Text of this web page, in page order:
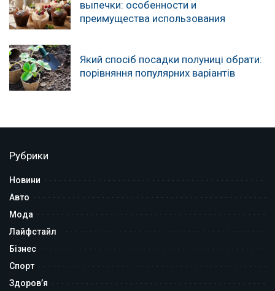
выпечки: особенности и
преимущества использования
Який спосіб посадки полуниці обрати:
порівняння популярних варіантів
Рубрики
Новини
Авто
Мода
Лайфстайл
Бізнес
Спорт
Здоров’я